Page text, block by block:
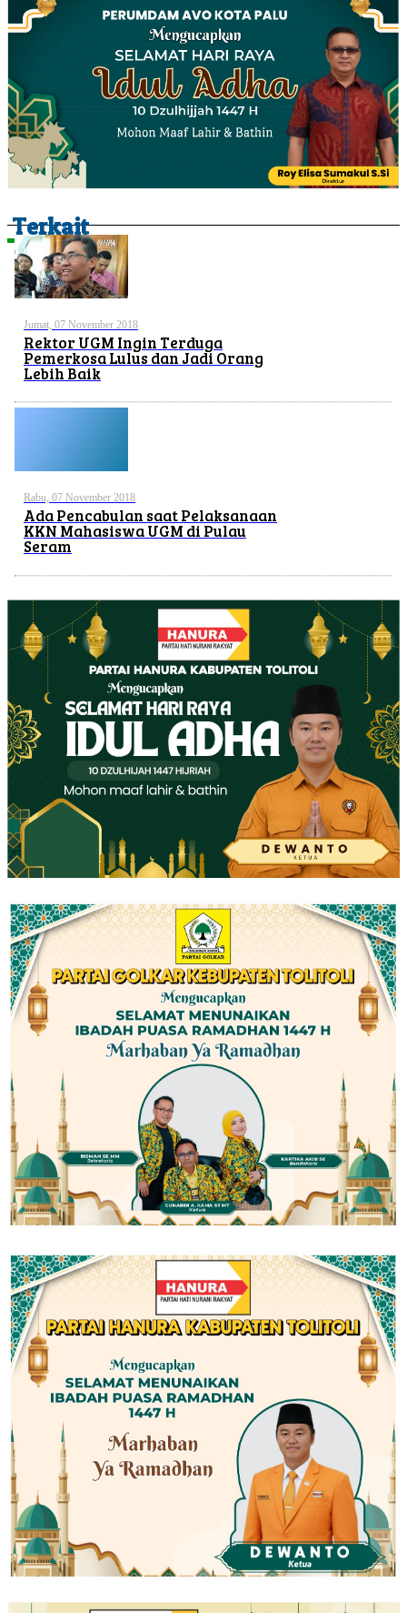
Terkait
Jumat, 07 November 2018
Rektor UGM Ingin Terduga
Pemerkosa Lulus dan Jadi Orang
Lebih Baik
Rabu, 07 November 2018
Ada Pencabulan saat Pelaksanaan
KKN Mahasiswa UGM di Pulau
Seram